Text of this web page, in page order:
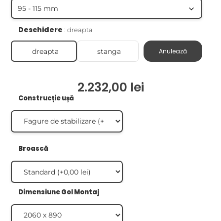
Deschidere dreapta
dreapta stanga Anulează
2.232,00 lei
Construcție ușă
Broască
Dimensiune Gol Montaj